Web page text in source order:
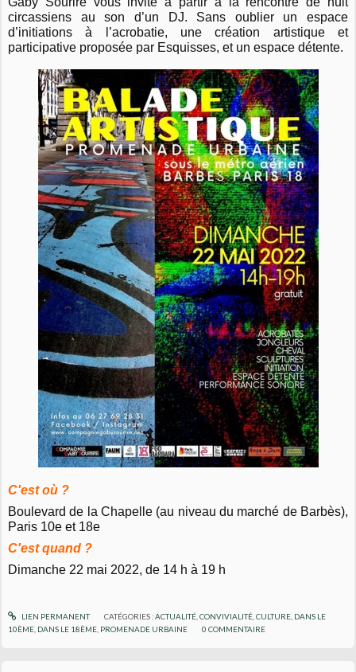
circassiens au son d’un DJ. Sans oublier un espace
d’initiations à l’acrobatie, une création artistique et
participative proposée par Esquisses, et un espace détente.
C'est où ?
Boulevard de la Chapelle (au niveau du marché de Barbès),
Paris 10e et 18e
C'est quand ?
Dimanche 22 mai 2022, de 14 h à 19 h
LIEN PERMANENT CATÉGORIES :ACTUALITÉ, CONVIVIALITÉ, CULTURE, DANS LE
10ÈME DANS LE 18ÈME PROMENADE URBAINE 0 COMMENTAIRE